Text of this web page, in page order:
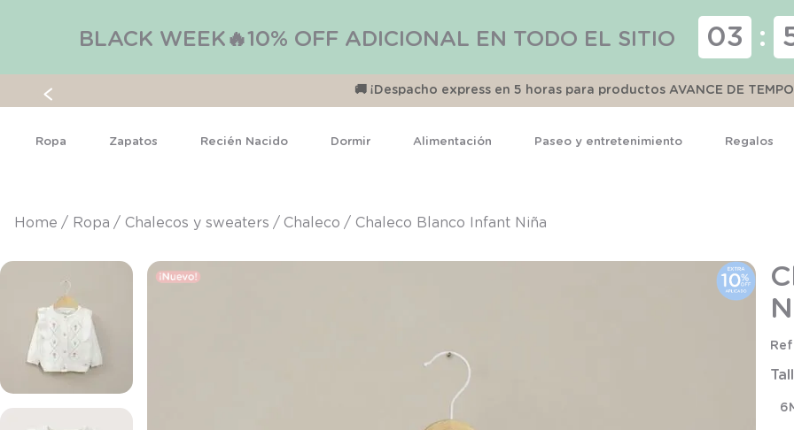
BLACK WEEK🔥10% OFF ADICIONAL EN TODO EL SITIO 03 :
🚚 ¡Despacho express en 5 horas para productos AVANCE DE
Ropa Zapatos Recién Nacido Dormir Alimentación Paseo y entretenimiento Regalos
ropa chalecos y sweaters chaleco Chaleco Blanco Infant Niña